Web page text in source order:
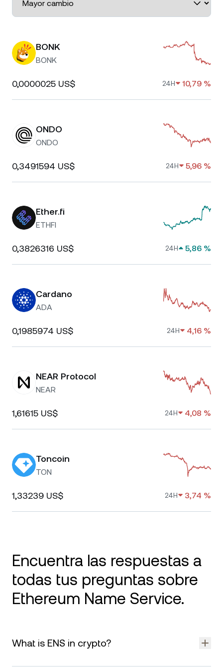
BONK
BONK
0,0000025 US$ 24H 10,79 %
ONDO
ONDO
0,3491594 US$ 24H 5,96 %
Ether.fi
ETHFI
0,3826316 US$ 24H 5,86 %
Cardano
ADA
0,1985974 US$ 24H 4,16 %
NEAR Protocol
NEAR
1,61615 US$ 24H 4,08 %
Toncoin
TON
1,33239 US$ 24H 3,74 %
Encuentra las respuestas a
todas tus preguntas sobre
Ethereum Name Service.
What is ENS in crypto?
ENS stands for Ethereum Name Service, a decentralized